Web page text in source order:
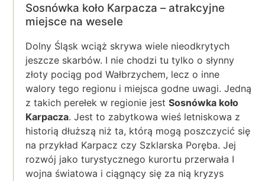
Sosnówka koło Karpacza – atrakcyjne
miejsce na wesele
Dolny Śląsk wciąż skrywa wiele nieodkrytych
jeszcze skarbów. I nie chodzi tu tylko o słynny
złoty pociąg pod Wałbrzychem, lecz o inne
walory tego regionu i miejsca godne uwagi. Jedną
z takich perełek w regionie jestSosnówka koło
Karpacza. Jest to zabytkowa wieś letniskowa z
historią dłuższą niż ta, którą mogą poszczycić się
na przykład Karpacz czy Szklarska Poręba. Jej
rozwój jako turystycznego kurortu przerwała I
wojna światowa i ciągnący się za nią kryzys